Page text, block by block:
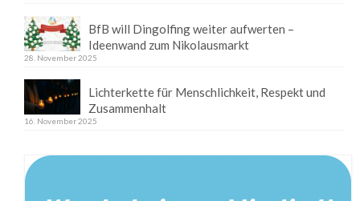
BfB will Dingolfing weiter aufwerten –
Ideenwand zum Nikolausmarkt
28. November 2025
Lichterkette für Menschlichkeit, Respekt und
Zusammenhalt
16. November 2025